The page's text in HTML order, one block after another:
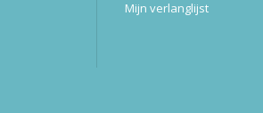
Mijn verlanglijst